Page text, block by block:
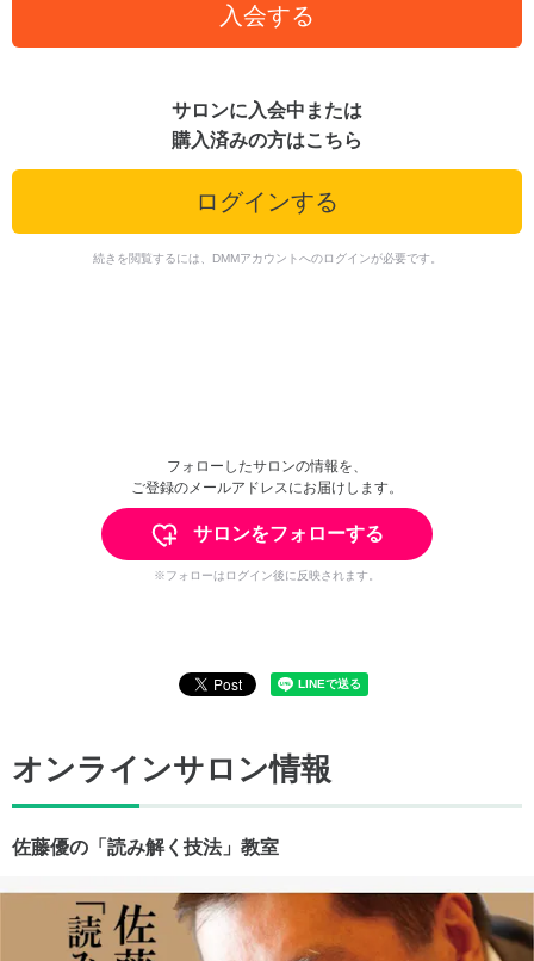
入会する
サロンに入会中または
購入済みの方はこちら
ログインする
続きを閲覧するには、DMMアカウントへのログインが必要です。
フォローしたサロンの情報を、
ご登録のメールアドレスにお届けします。
サロンをフォローする
※フォローはログイン後に反映されます。
オンラインサロン情報
佐藤優の「読み解く技法」教室